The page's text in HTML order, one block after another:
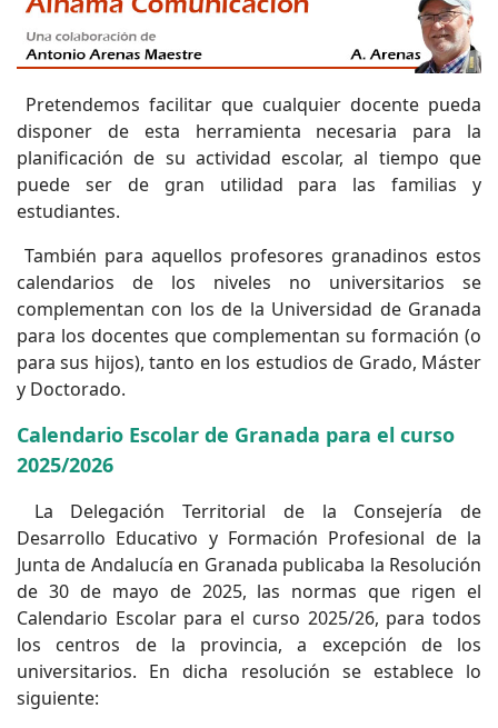
Pretendemos facilitar que cualquier docente pueda
disponer de esta herramienta necesaria para la
planificación de su actividad escolar, al tiempo que
puede ser de gran utilidad para las familias y
estudiantes.
También para aquellos profesores granadinos estos
calendarios de los niveles no universitarios se
complementan con los de la Universidad de Granada
para los docentes que complementan su formación (o
para sus hijos), tanto en los estudios de Grado, Máster
y Doctorado.
Calendario Escolar de Granada para el curso
2025/2026
La Delegación Territorial de la Consejería de
Desarrollo Educativo y Formación Profesional de la
Junta de Andalucía en Granada publicaba la Resolución
de 30 de mayo de 2025, las normas que rigen el
Calendario Escolar para el curso 2025/26, para todos
los centros de la provincia, a excepción de los
universitarios. En dicha resolución se establece lo
siguiente: